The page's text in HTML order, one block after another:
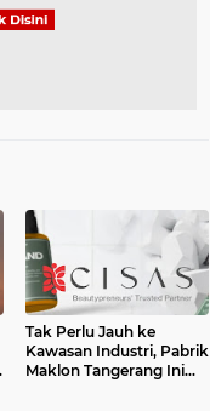
Tak Perlu Jauh ke
Kawasan Industri, Pabrik
Maklon Tangerang Ini